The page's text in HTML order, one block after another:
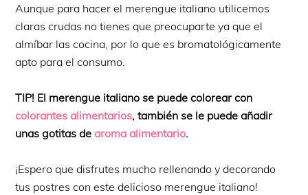
Aunque para hacer el merengue italiano utilicemos
claras crudas no tienes que preocuparte ya que el
almíbar las cocina, por lo que es bromatológicamente
apto para el consumo.
TIP! El merengue italiano se puede colorear con
colorantes alimentarios, también se le puede añadir
unas gotitas dearoma alimentario.
¡Espero que disfrutes mucho rellenando y decorando
tus postres con este delicioso merengue italiano!